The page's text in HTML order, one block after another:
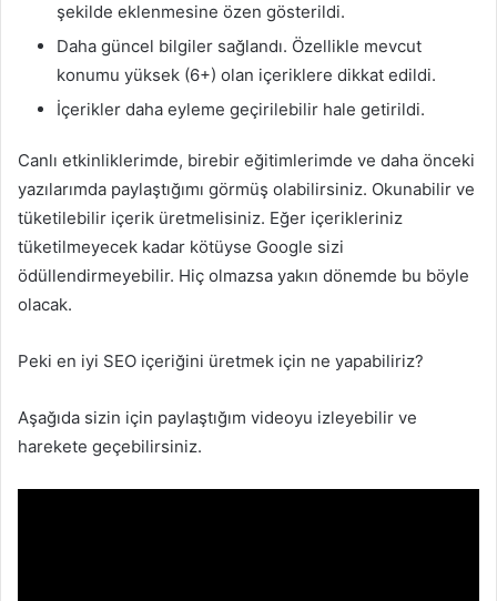
şekilde eklenmesine özen gösterildi.
Daha güncel bilgiler sağlandı. Özellikle mevcut
konumu yüksek (6+) olan içeriklere dikkat edildi.
İçerikler daha eyleme geçirilebilir hale getirildi.
Canlı etkinliklerimde, birebir eğitimlerimde ve daha önceki
yazılarımda paylaştığımı görmüş olabilirsiniz. Okunabilir ve
tüketilebilir içerik üretmelisiniz. Eğer içerikleriniz
tüketilmeyecek kadar kötüyse Google sizi
ödüllendirmeyebilir. Hiç olmazsa yakın dönemde bu böyle
olacak.
Peki en iyi SEO içeriğini üretmek için ne yapabiliriz?
Aşağıda sizin için paylaştığım videoyu izleyebilir ve
harekete geçebilirsiniz.